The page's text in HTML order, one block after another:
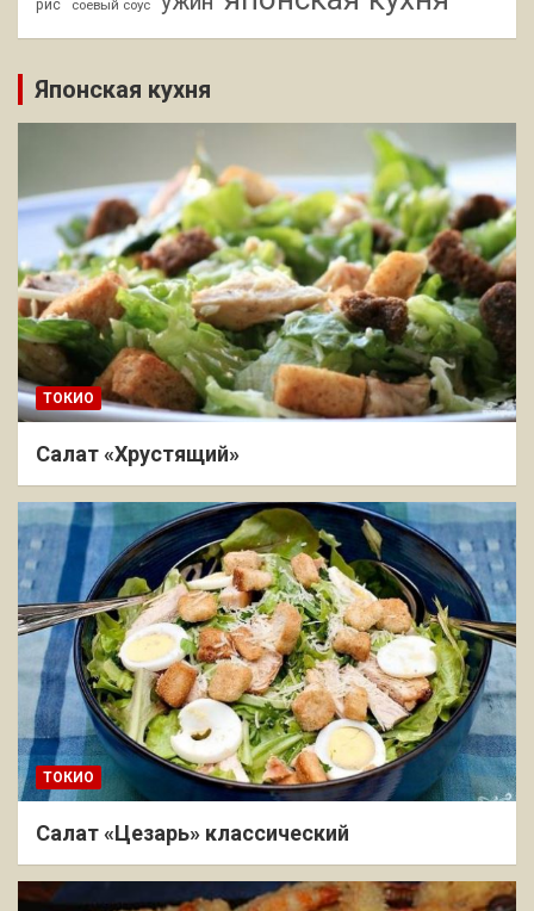
рис соевый соус
Японская кухня
ТОКИО
Салат «Хрустящий»
ТОКИО
Салат «Цезарь» классический